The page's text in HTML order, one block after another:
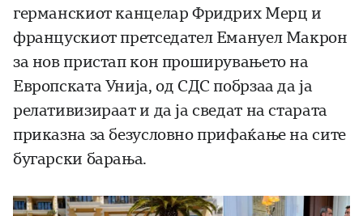
германскиот канцелар Фридрих Мерц и
францускиот претседател Емануел Макрон
за нов пристап кон проширувањето на
Европската Унија, од СДС побрзаа да ја
релативизираат и да ја сведат на старата
приказна за безусловно прифаќање на сите
бугарски барања.